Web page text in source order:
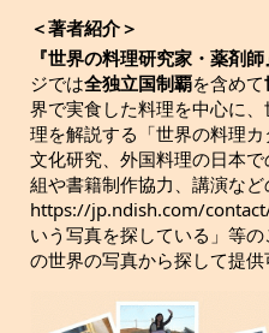
＜著者紹介＞
『世界の料理研究家・薬剤
ジでは全独立国制覇を含めて
界で実食した料理を中心に
理を解説する「世界の料理
文化研究、外国料理の日本
組や書籍制作協力、講演な
https://jp.ndish.com/
いう写真を探している」等
の世界の写真から探して提供